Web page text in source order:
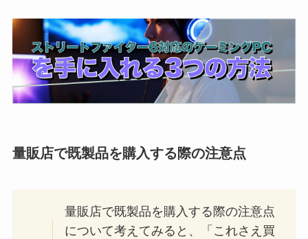
量販店で既製品を購入する際の注意点
量販店で既製品を購入する際の注意点
について考えてみると、「これさえ買